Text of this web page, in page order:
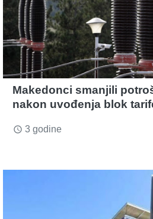
Makedonci smanjili
nakon uvođenja blok
access_time 3 godine